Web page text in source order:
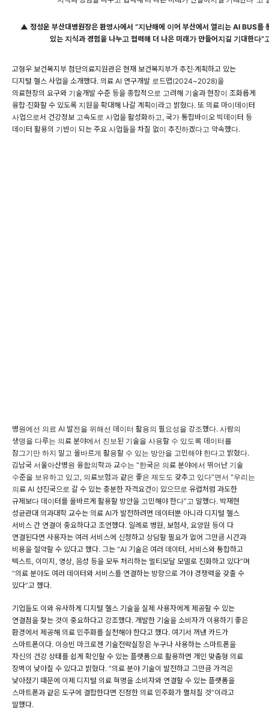
▲ 정성운 부산대병원장은 환영사에서 “지난해에 이어 부산에서 열리는 AI BUS를
있는 지식과 경험을 나누고 협력해 더 나은 미래가 만들어지길 기대한다
고형우 보건복지부 첨단의료지원관은 현재 보건복지부가 추진·계획하고 있는
디지털 헬스 사업을 소개했다. 의료 AI 연구개발 로드맵(2024~2028)을
의료현장의 요구와 기술개발 수준 등을 종합적으로 고려해 기술과 현장이 조화롭게
융합‧진화할 수 있도록 지원을 확대해 나갈 계획이라고 밝혔다. 또 의료 마이데이터
사업으로서 건강정보 고속도로 사업을 활성화하고, 국가 통합바이오 빅데이터 등
데이터 활용의 기반이 되는 주요 사업들을 차질 없이 추진하겠다고 약속했다.
병원에선 의료 AI 발전을 위해선 데이터 활용의 필요성을 강조했다. 사람의
생명을 다루는 의료 분야에서 진보된 기술을 사용할 수 있도록 데이터를
잠그기만 하지 말고 올바르게 활용할 수 있는 방안을 고민해야 한다고 밝혔다.
김남국 서울아산병원 융합의학과 교수는 “한국은 의료 분야에서 뛰어난 기술
수준을 보유하고 있고, 의료보험과 같은 좋은 제도도 갖추고 있다”면서 “우리는
의료 AI 선진국으로 갈 수 있는 충분한 자격요건이 있으므로 유럽처럼 과도한
규제보다 데이터를 올바르게 활용할 방안을 고민해야 한다”고 말했다. 박재현
성균관대 의과대학 교수는 의료 AI가 발전하려면 데이터뿐 아니라 디지털 헬스
서비스 간 연결이 중요하다고 조언했다. 일례로 병원, 보험사, 요양원 등이 다
연결된다면 사용자는 여러 서비스에 신청하고 상담할 필요가 없어 그만큼 시간과
비용을 절약할 수 있다고 했다. 그는 “AI 기술은 여러 데이터, 서비스와 통합하고
텍스트, 이미지, 영상, 음성 등을 모두 처리하는 멀티모달 모델로 진화하고 있다”며
“의료 분야도 여러 데이터와 서비스를 연결하는 방향으로 가야 경쟁력을 갖출 수
있다”고 했다.
기업들도 이와 유사하게 디지털 헬스 기술을 실제 사용자에게 제공할 수 있는
연결점을 찾는 것이 중요하다고 강조했다. 개발한 기술을 소비자가 이용하기 좋은
환경에서 제공해 의료 민주화를 실천해야 한다고 했다. 여기서 꺼낸 카드가
스마트폰이다. 이승빈 마크로젠 기술전략실장은 누구나 사용하는 스마트폰을
자신의 건강 상태를 쉽게 확인할 수 있는 플랫폼으로 활용하면 개인 맞춤형 의료
장벽이 낮아질 수 있다고 밝혔다. “의료 분야 기술이 발전하고 그만큼 가격은
낮아졌기 때문에 이제 디지털 의료 혁명을 소비자와 연결할 수 있는 플랫폼을
스마트폰과 같은 도구에 결합한다면 진정한 의료 민주화가 펼쳐질 것”이라고
말했다.